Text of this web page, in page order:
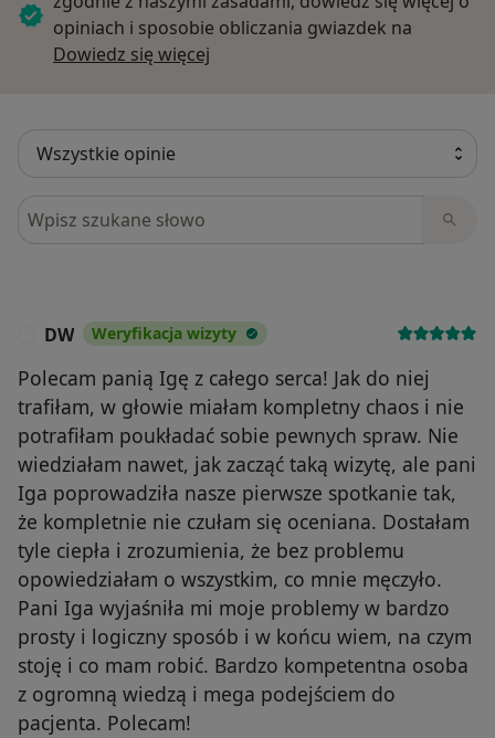
opiniach i sposobie obliczania gwiazdek na
Dowiedz się więcej
Szukaj w opiniach
DW Weryfikacja wizyty
Polecam panią Igę z całego serca! Jak do niej
trafiłam, w głowie miałam kompletny chaos i nie
potrafiłam poukładać sobie pewnych spraw. Nie
wiedziałam nawet, jak zacząć taką wizytę, ale pani
Iga poprowadziła nasze pierwsze spotkanie tak,
że kompletnie nie czułam się oceniana. Dostałam
tyle ciepła i zrozumienia, że bez problemu
opowiedziałam o wszystkim, co mnie męczyło.
Pani Iga wyjaśniła mi moje problemy w bardzo
prosty i logiczny sposób i w końcu wiem, na czym
stoję i co mam robić. Bardzo kompetentna osoba
z ogromną wiedzą i mega podejściem do
pacjenta. Polecam!